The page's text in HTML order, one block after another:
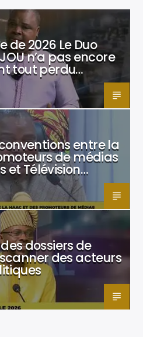
de 2026 Le Duo
n’a pas encore
tout perdu…
entre la
de médias
et Télévision…
dossiers de
des acteurs